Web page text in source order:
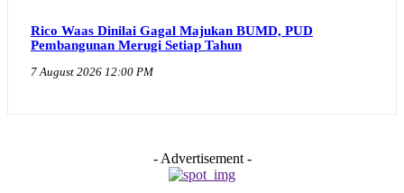
Rico Waas Dinilai Gagal Majukan BUMD, PUD
Pembangunan Merugi Setiap Tahun
7 August 2026 12:00 PM
- Advertisement -